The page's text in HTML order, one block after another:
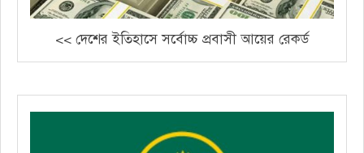
<< দেশের ইতিহাসে সর্বোচ্চ প্রবাসী আয়ের রেকর্ড